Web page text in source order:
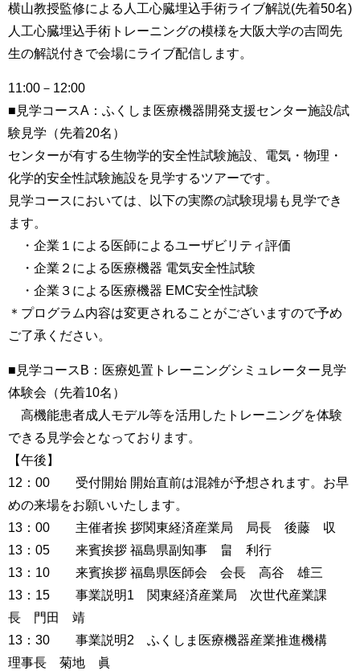
横山教授監修による人工心臓埋込手術ライブ解説(先着50名)
人工心臓埋込手術トレーニングの模様を大阪大学の吉岡先
生の解説付きで会場にライブ配信します。
11:00－12:00
■見学コースA：ふくしま医療機器開発支援センター施設/試
験見学（先着20名）
センターが有する生物学的安全性試験施設、電気・物理・
化学的安全性試験施設を見学するツアーです。
見学コースにおいては、以下の実際の試験現場も見学でき
ます。
・企業１による医師によるユーザビリティ評価
・企業２による医療機器 電気安全性試験
・企業３による医療機器 EMC安全性試験
＊プログラム内容は変更されることがございますので予め
ご了承ください。
■見学コースB：医療処置トレーニングシミュレーター見学
体験会（先着10名）
高機能患者成人モデル等を活用したトレーニングを体験
できる見学会となっております。
【午後】
12：00 受付開始 開始直前は混雑が予想されます。お早
めの来場をお願いいたします。
13：00 主催者挨 拶関東経済産業局 局長 後藤 収
13：05 来賓挨拶 福島県副知事 畠 利行
13：10 来賓挨拶 福島県医師会 会長 高谷 雄三
13：15 事業説明1 関東経済産業局 次世代産業課
長 門田 靖
13：30 事業説明2 ふくしま医療機器産業推進機構
理事長 菊地 眞